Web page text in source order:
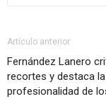
Artículo anterior
Fernández Lanero
recortes y destaca la
profesionalidad de